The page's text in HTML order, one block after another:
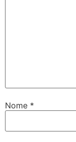
Nome *